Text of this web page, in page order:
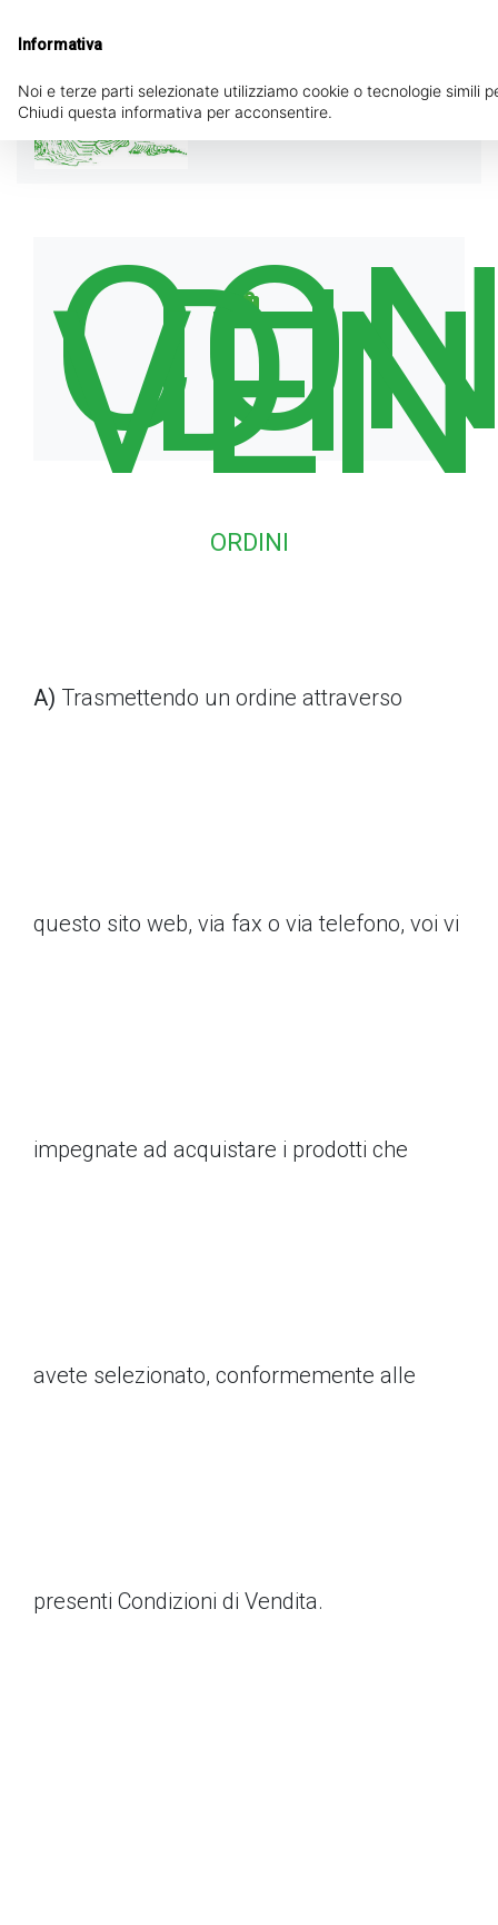
shopping_bag
DI
ORDINI
A) Trasmettendo un ordine attraverso
questo sito web, via fax o via telefono, voi vi
impegnate ad acquistare i prodotti che
avete selezionato, conformemente alle
presenti Condizioni di Vendita.
Informativa
Noi e terze parti selezionate utilizziamo cookie o tecnologie
Chiudi questa informativa per acconsentire.